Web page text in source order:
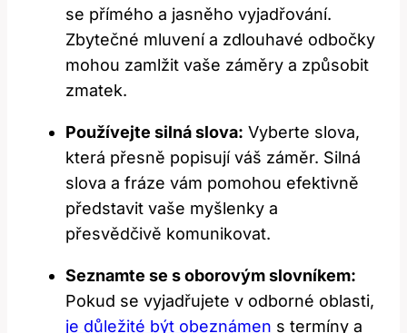
se přímého a jasněho vyjadřování.
Zbytečné mluvení a zdlouhavé odbočky
mohou zamlžit vaše záměry a způsobit
zmatek.
Používejte silná slova: Vyberte slova,
která přesně popisují váš záměr. Silná
slova a fráze vám pomohou efektivně
představit vaše myšlenky a
přesvědčivě komunikovat.
Seznamte se s oborovým slovníkem:
Pokud se vyjadřujete v odborné oblasti,
je důležité být obeznámen s termíny a